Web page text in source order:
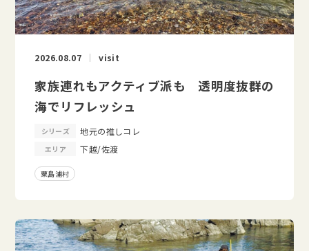
2026.08.07 visit
家族連れもアクティブ派も 透明度抜群の
海でリフレッシュ
シリーズ 地元の推しコレ
エリア 下越/佐渡
粟島浦村